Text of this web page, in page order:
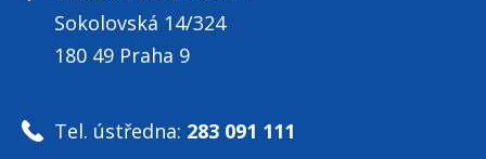
Sokolovská 14/324
180 49 Praha 9
Tel. ústředna: 283 091 111